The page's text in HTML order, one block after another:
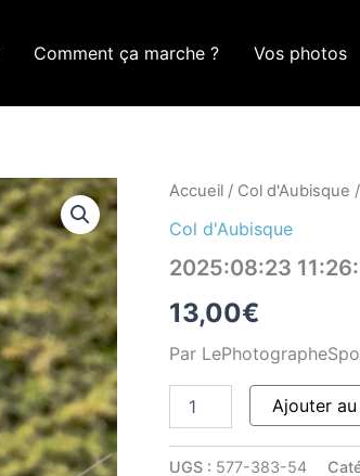
Comment ça marche ? Vos photos
Accueil / Col d'Aubisque
Col d'Aubisque
2025:08:23
13,00€
Par
quantité
2025:08:23
ROM_9289
Ajouter
UGS : 577-383-54